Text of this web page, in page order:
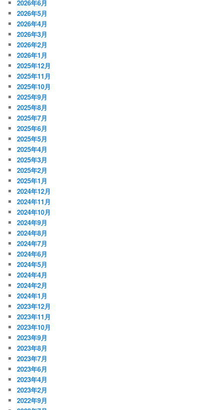
2026年6月
2026年5月
2026年4月
2026年3月
2026年2月
2026年1月
2025年12月
2025年11月
2025年10月
2025年9月
2025年8月
2025年7月
2025年6月
2025年5月
2025年4月
2025年3月
2025年2月
2025年1月
2024年12月
2024年11月
2024年10月
2024年9月
2024年8月
2024年7月
2024年6月
2024年5月
2024年4月
2024年2月
2024年1月
2023年12月
2023年11月
2023年10月
2023年9月
2023年8月
2023年7月
2023年6月
2023年4月
2023年2月
2022年9月